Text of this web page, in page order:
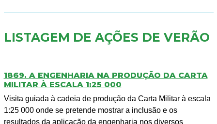
LISTAGEM DE AÇÕES DE VERÃO
1869. A ENGENHARIA NA PRODUÇÃO DA CARTA
MILITAR À ESCALA 1:25 000
Visita guiada à cadeia de produção da Carta Militar à escala
1:25 000 onde se pretende mostrar a inclusão e os
resultados da aplicação da engenharia nos diversos